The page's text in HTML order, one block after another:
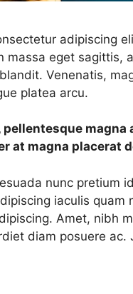
adipiscing
massa eget sagittis,
Venenatis,
platea arcu.
pellentesque
at magna placerat
nunc pretium
iaculis quam
Amet, nibh
diam posuere